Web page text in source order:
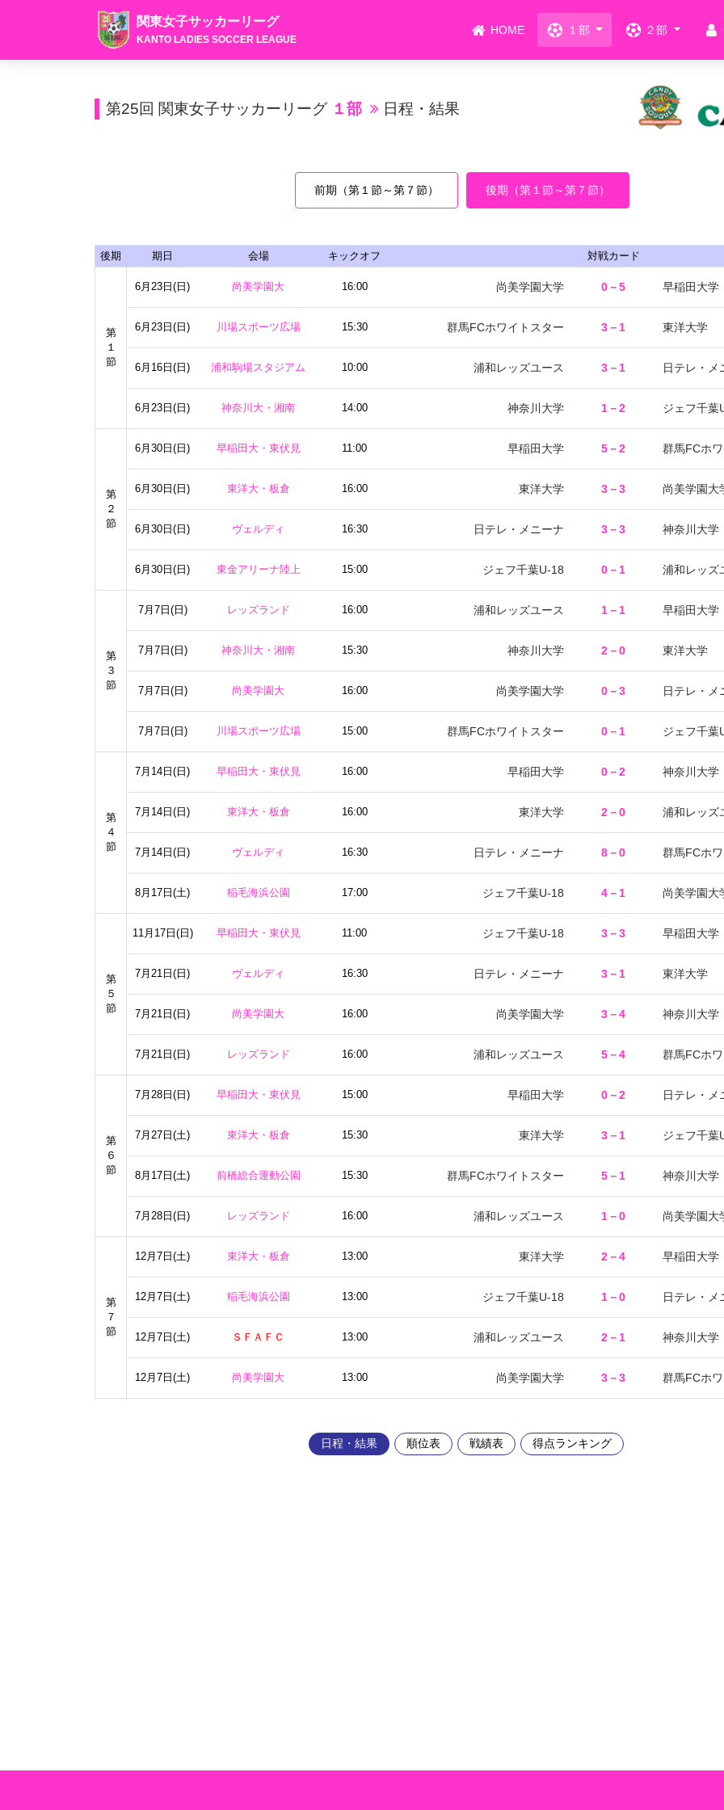
関東女子サッカーリーグ
KANTO LADIES SOCCER LEAGUE
HOME １部 ２部
第25回 関東女子サッカーリーグ １部 日程・結果
前期（第１節～第７節） 後期（第１節～第７節）
後期 期日 会場 キックオフ 対戦カード
第
１
節
6月23日(日) 尚美学園大 16:00 尚美学園大学 0－5 早稲田大学
6月23日(日) 川場スポーツ広場 15:30 群馬FCホワイトスター 3－1 東洋大学
6月16日(日) 浦和駒場スタジアム 10:00 浦和レッズユース 3－1 日テレ・メ
6月23日(日) 神奈川大・湘南 14:00 神奈川大学 1－2 ジェフ千葉
第
２
節
6月30日(日) 早稲田大・東伏見 11:00 早稲田大学 5－2 群馬FCホ
6月30日(日) 東洋大・板倉 16:00 東洋大学 3－3 尚美学園大
6月30日(日) ヴェルディ 16:30 日テレ・メニーナ 3－3 神奈川大学
6月30日(日) 東金アリーナ陸上 15:00 ジェフ千葉U-18 0－1 浦和レッズ
第
３
節
7月7日(日) レッズランド 16:00 浦和レッズユース 1－1 早稲田大学
7月7日(日) 神奈川大・湘南 15:30 神奈川大学 2－0 東洋大学
7月7日(日) 尚美学園大 16:00 尚美学園大学 0－3 日テレ・メ
7月7日(日) 川場スポーツ広場 15:00 群馬FCホワイトスター 0－1 ジェフ千葉
第
４
節
7月14日(日) 早稲田大・東伏見 16:00 早稲田大学 0－2 神奈川大学
7月14日(日) 東洋大・板倉 16:00 東洋大学 2－0 浦和レッズ
7月14日(日) ヴェルディ 16:30 日テレ・メニーナ 8－0 群馬FCホ
8月17日(土) 稲毛海浜公園 17:00 ジェフ千葉U-18 4－1 尚美学園大
第
５
節
11月17日(日) 早稲田大・東伏見 11:00 ジェフ千葉U-18 3－3 早稲田大学
7月21日(日) ヴェルディ 16:30 日テレ・メニーナ 3－1 東洋大学
7月21日(日) 尚美学園大 16:00 尚美学園大学 3－4 神奈川大学
7月21日(日) レッズランド 16:00 浦和レッズユース 5－4 群馬FCホ
第
６
節
7月28日(日) 早稲田大・東伏見 15:00 早稲田大学 0－2 日テレ・メ
7月27日(土) 東洋大・板倉 15:30 東洋大学 3－1 ジェフ千葉
8月17日(土) 前橋総合運動公園 15:30 群馬FCホワイトスター 5－1 神奈川大学
7月28日(日) レッズランド 16:00 浦和レッズユース 1－0 尚美学園大
第
７
節
12月7日(土) 東洋大・板倉 13:00 東洋大学 2－4 早稲田大学
12月7日(土) 稲毛海浜公園 13:00 ジェフ千葉U-18 1－0 日テレ・メ
12月7日(土) ＳＦＡＦＣ 13:00 浦和レッズユース 2－1 神奈川大学
12月7日(土) 尚美学園大 13:00 尚美学園大学 3－3 群馬FCホ
日程・結果 順位表 戦績表 得点ランキング